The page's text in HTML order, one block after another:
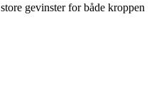
gevinster for både kroppen